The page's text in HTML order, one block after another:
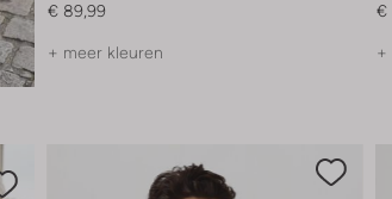
€ 89,99
+ meer kleuren
€
+